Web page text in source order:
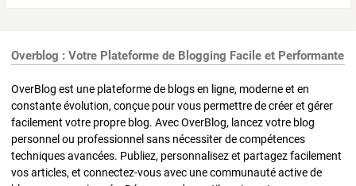
Overblog : Votre Plateforme de Blogging Facile et Performante
OverBlog est une plateforme de blogs en ligne, moderne et en
constante évolution, conçue pour vous permettre de créer et gérer
facilement votre propre blog. Avec OverBlog, lancez votre blog
personnel ou professionnel sans nécessiter de compétences
techniques avancées. Publiez, personnalisez et partagez facilement
vos articles, et connectez-vous avec une communauté active de